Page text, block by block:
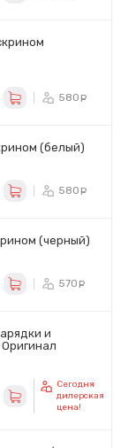
580
(белый)
580
(черный)
570
и
Сегодня
дилерская
цена!